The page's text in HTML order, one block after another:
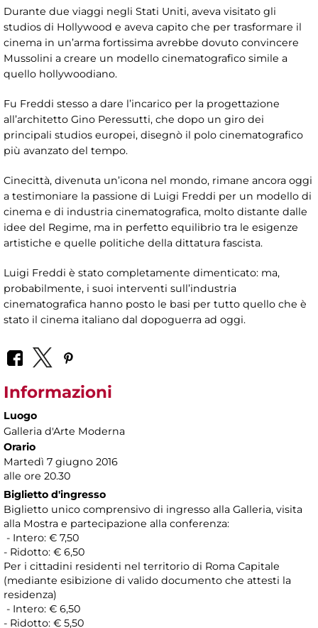
Durante due viaggi negli Stati Uniti, aveva visitato gli
studios di Hollywood e aveva capito che per trasformare il
cinema in un’arma fortissima avrebbe dovuto convincere
Mussolini a creare un modello cinematografico simile a
quello hollywoodiano.
Fu Freddi stesso a dare l’incarico per la progettazione
all’architetto Gino Peressutti, che dopo un giro dei
principali studios europei, disegnò il polo cinematografico
più avanzato del tempo.
Cinecittà, divenuta un’icona nel mondo, rimane ancora oggi
a testimoniare la passione di Luigi Freddi per un modello di
cinema e di industria cinematografica, molto distante dalle
idee del Regime, ma in perfetto equilibrio tra le esigenze
artistiche e quelle politiche della dittatura fascista.
Luigi Freddi è stato completamente dimenticato: ma,
probabilmente, i suoi interventi sull’industria
cinematografica hanno posto le basi per tutto quello che è
stato il cinema italiano dal dopoguerra ad oggi.
Informazioni
Luogo
Galleria d'Arte Moderna
Orario
Martedì 7 giugno 2016
alle ore 20.30
Biglietto d'ingresso
Biglietto unico comprensivo di ingresso alla Galleria, visita
alla Mostra e partecipazione alla conferenza:
- Intero: € 7,50
- Ridotto: € 6,50
Per i cittadini residenti nel territorio di Roma Capitale
(mediante esibizione di valido documento che attesti la
residenza)
- Intero: € 6,50
- Ridotto: € 5,50